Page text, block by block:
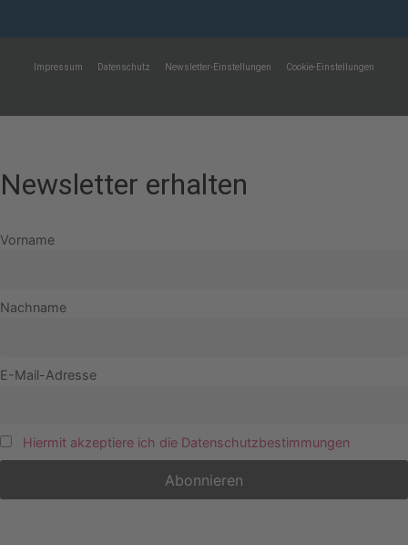
Impressum Datenschutz Newsletter-Einstellungen Cookie-Einstellungen
Newsletter erhalten
Vorname
Nachname
E-Mail-Adresse
Hiermit akzeptiere ich die Datenschutzbestimmungen